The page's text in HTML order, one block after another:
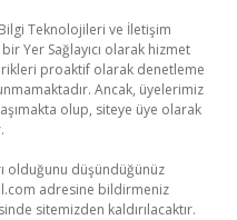
Teknolojileri ve İletişim
Yer Sağlayıcı olarak hizmet
proaktif olarak denetleme
Ancak, üyelerimiz
olup, siteye üye olarak
olduğunu düşündüğünüz
adresine bildirmeniz
sitemizden kaldırılacaktır.